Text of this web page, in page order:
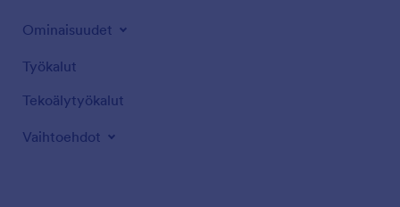
Ominaisuudet
Työkalut
Tekoälytyökalut
Vaihtoehdot